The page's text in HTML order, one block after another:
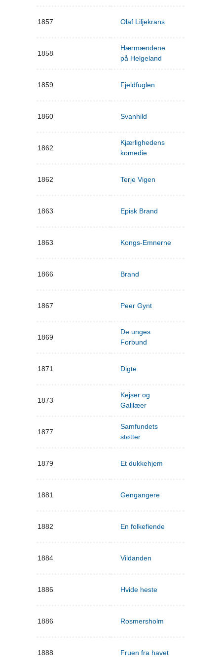
1857 Olaf Liljekrans
1858
Hærmændene
på Helgeland
1859 Fjeldfuglen
1860 Svanhild
1862
Kjærlighedens
komedie
1862 Terje Vigen
1863 Episk Brand
1863 Kongs-Emnerne
1866 Brand
1867 Peer Gynt
1869
De unges
Forbund
1871 Digte
1873
Kejser og
Galilæer
1877
Samfundets
støtter
1879 Et dukkehjem
1881 Gengangere
1882 En folkefiende
1884 Vildanden
1886 Hvide heste
1886 Rosmersholm
1888 Fruen fra havet